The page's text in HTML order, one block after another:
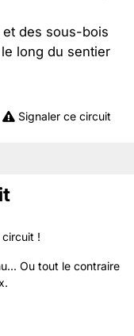
des sous-bois
long du sentier
Signaler ce circuit
circuit !
Ou tout le contraire